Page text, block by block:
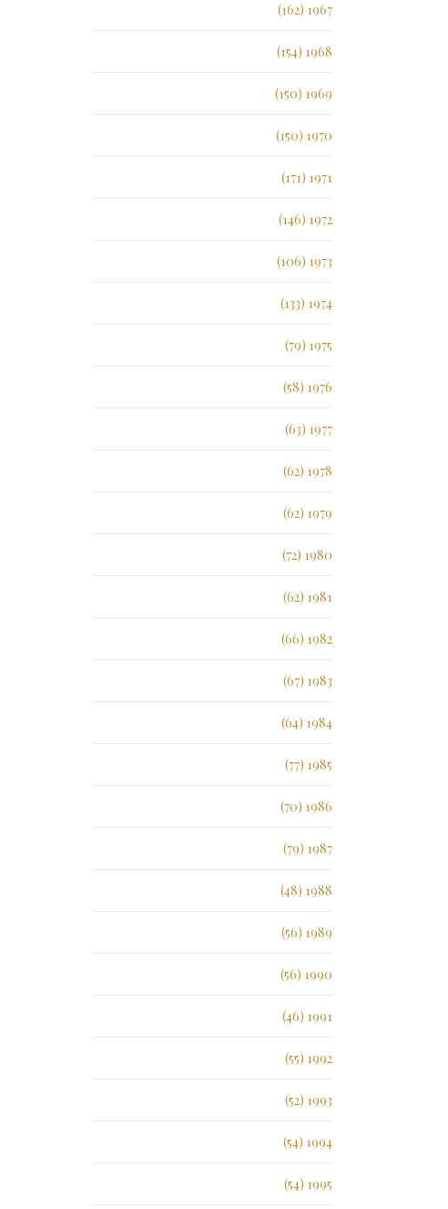
1967 (162)
1968 (154)
1969 (150)
1970 (150)
1971 (171)
1972 (146)
1973 (106)
1974 (133)
1975 (79)
1976 (58)
1977 (63)
1978 (62)
1979 (62)
1980 (72)
1981 (62)
1982 (66)
1983 (67)
1984 (64)
1985 (77)
1986 (70)
1987 (79)
1988 (48)
1989 (56)
1990 (56)
1991 (46)
1992 (55)
1993 (52)
1994 (54)
1995 (54)